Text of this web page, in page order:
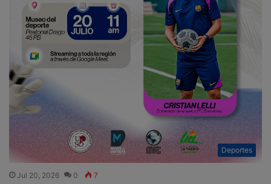
Deportes
Jul 20, 2026 0 7